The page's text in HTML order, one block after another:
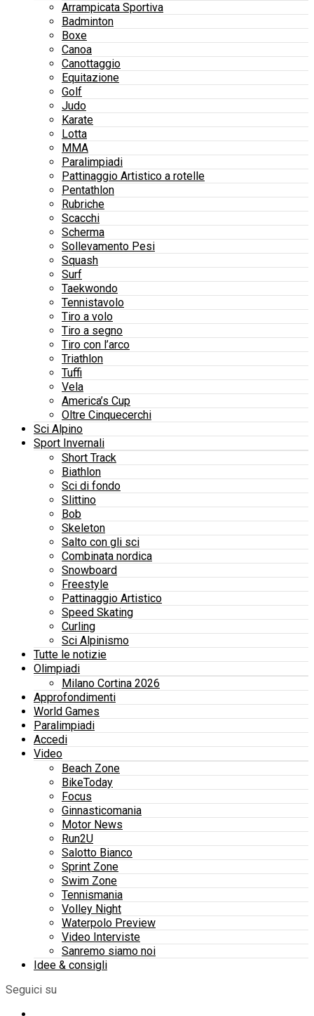
Arrampicata Sportiva
Badminton
Boxe
Canoa
Canottaggio
Equitazione
Golf
Judo
Karate
Lotta
MMA
Paralimpiadi
Pattinaggio Artistico a rotelle
Pentathlon
Rubriche
Scacchi
Scherma
Sollevamento Pesi
Squash
Surf
Taekwondo
Tennistavolo
Tiro a volo
Tiro a segno
Tiro con l’arco
Triathlon
Tuffi
Vela
America’s Cup
Oltre Cinquecerchi
Sci Alpino
Sport Invernali
Short Track
Biathlon
Sci di fondo
Slittino
Bob
Skeleton
Salto con gli sci
Combinata nordica
Snowboard
Freestyle
Pattinaggio Artistico
Speed Skating
Curling
Sci Alpinismo
Tutte le notizie
Olimpiadi
Milano Cortina 2026
Approfondimenti
World Games
Paralimpiadi
Accedi
Video
Beach Zone
BikeToday
Focus
Ginnasticomania
Motor News
Run2U
Salotto Bianco
Sprint Zone
Swim Zone
Tennismania
Volley Night
Waterpolo Preview
Video Interviste
Sanremo siamo noi
Idee & consigli
Seguici su